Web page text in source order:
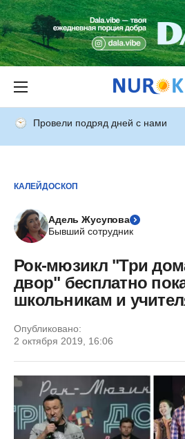
Провели подряд дней с нами
КАЛЕЙДОСКОП
Адель Жусупова
Бывший сотрудник
Рок-мюзикл "Три
двор" бесплатно
школьникам и
Опубликовано:
2 октября 2019, 16:06